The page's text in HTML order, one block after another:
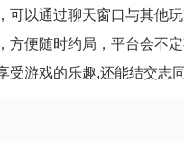
以通过聊天窗口与其他
便随时约局，平台会不
游戏的乐趣,还能结交志